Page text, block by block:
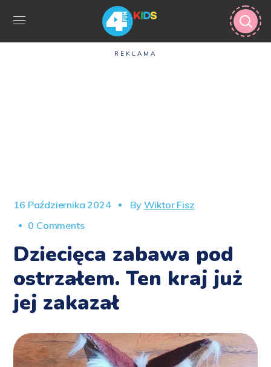
REKLAMA
16 Października 2024 By Wiktor Fisz
0 Comments
Dziecięca zabawa pod
ostrzałem. Ten kraj już
jej zakazał